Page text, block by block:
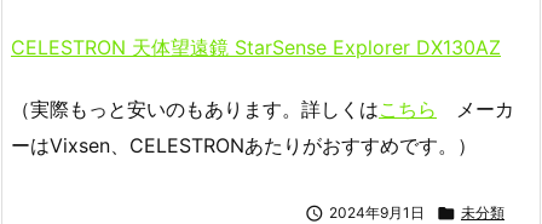
CELESTRON 天体望遠鏡 StarSense Explorer DX130AZ
（実際もっと安いのもあります。詳しくはこちら メーカ
ーはVixsen、CELESTRONあたりがおすすめです。）
 2024年9月1日  未分類